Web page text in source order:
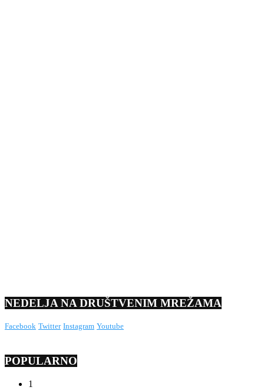
NEDELJA NA DRUŠTVENIM MREŽAMA
Facebook Twitter Instagram Youtube
POPULARNO
1